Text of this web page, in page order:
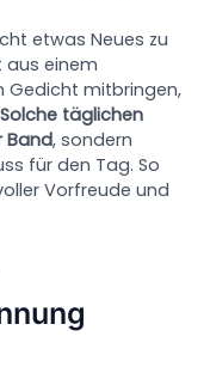
etwas Neues zu
aus einem
Gedicht mitbringen,
Solche täglichen
Band, sondern
für den Tag. So
Vorfreude und